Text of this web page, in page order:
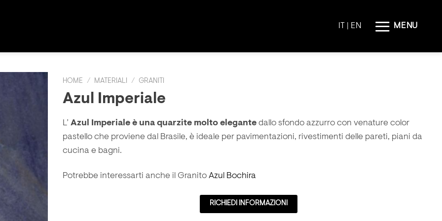
IT | EN MENU
HOME / MATERIALI / GRANITI
Azul Imperiale
L’ Azul Imperiale è una quarzite molto elegante dallo sfondo azzurro con venature color
pastello che proviene dal Brasile, è ideale per pavimentazioni, rivestimenti delle pareti, piani da
cucina e bagni.
Potrebbe interessarti anche il Granito Azul Bochira
RICHIEDI INFORMAZIONI